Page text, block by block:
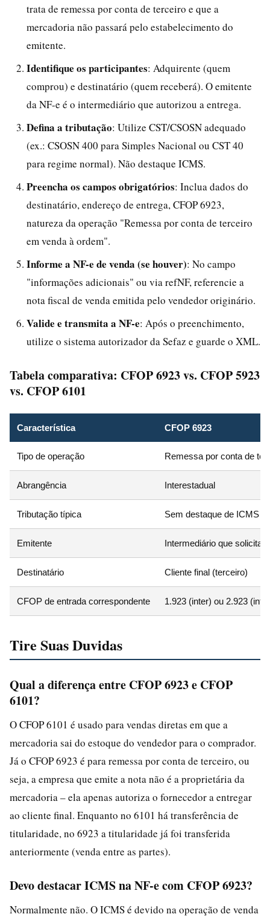
trata de remessa por conta de terceiro e que a
mercadoria não passará pelo estabelecimento do
emitente.
Identifique os participantes: Adquirente (quem
comprou) e destinatário (quem receberá). O emitente
da NF-e é o intermediário que autorizou a entrega.
Defina a tributação: Utilize CST/CSOSN adequado
(ex.: CSOSN 400 para Simples Nacional ou CST 40
para regime normal). Não destaque ICMS.
Preencha os campos obrigatórios: Inclua dados do
destinatário, endereço de entrega, CFOP 6923,
natureza da operação "Remessa por conta de terceiro
em venda à ordem".
Informe a NF-e de venda (se houver): No campo
"informações adicionais" ou via refNF, referencie a
nota fiscal de venda emitida pelo vendedor originário.
Valide e transmita a NF-e: Após o preenchimento,
utilize o sistema autorizador da Sefaz e guarde o XML.
Tabela comparativa: CFOP 6923 vs. CFOP 5923
vs. CFOP 6101
Característica CFOP 6923
Tipo de operação Remessa por conta de
Abrangência Interestadual
Tributação típica Sem destaque de ICMS
Emitente Intermediário que solicita
Destinatário Cliente final (terceiro)
CFOP de entrada correspondente 1.923 (inter) ou 2.923
Tire Suas Duvidas
Qual a diferença entre CFOP 6923 e CFOP
6101?
O CFOP 6101 é usado para vendas diretas em que a
mercadoria sai do estoque do vendedor para o comprador.
Já o CFOP 6923 é para remessa por conta de terceiro, ou
seja, a empresa que emite a nota não é a proprietária da
mercadoria – ela apenas autoriza o fornecedor a entregar
ao cliente final. Enquanto no 6101 há transferência de
titularidade, no 6923 a titularidade já foi transferida
anteriormente (venda entre as partes).
Devo destacar ICMS na NF-e com CFOP 6923?
Normalmente não. O ICMS é devido na operação de venda